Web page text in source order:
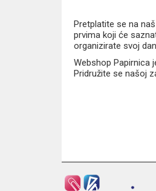
Pretplatite se na
prvima koji će
organizirate svoj
Webshop Papirnica
Pridružite se našoj